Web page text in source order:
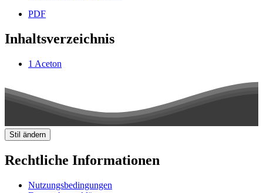
PDF
Inhaltsverzeichnis
1 Aceton
Stil ändern
Rechtliche Informationen
Nutzungsbedingungen